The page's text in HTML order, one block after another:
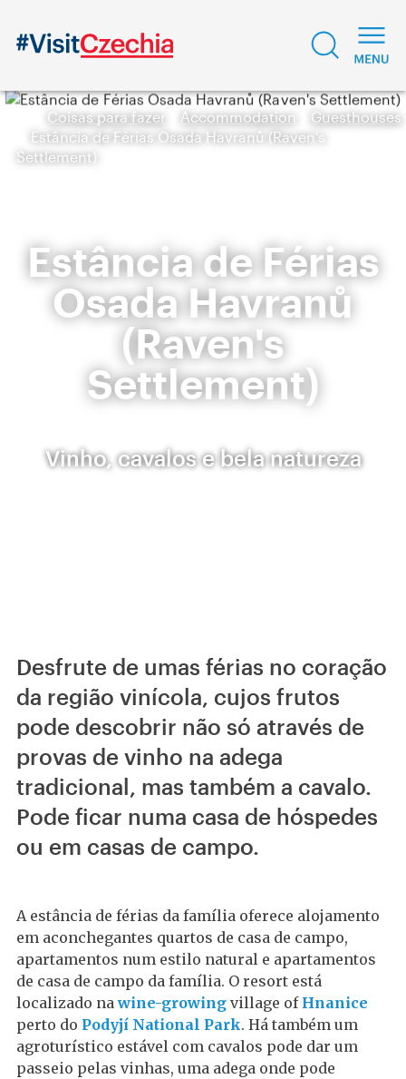
Coisas para fazer Accommodation
Guesthouses
Estância de Férias Osada Havranů (Raven's
Settlement)
Estância de Férias
Osada Havranů
(Raven's
Settlement)
Vinho, cavalos e bela natureza
Desfrute de umas férias no coração
da região vinícola, cujos frutos
pode descobrir não só através de
provas de vinho na adega
tradicional, mas também a cavalo.
Pode ficar numa casa de hóspedes
ou em casas de campo.
A estância de férias da família oferece alojamento
em aconchegantes quartos de casa de campo,
apartamentos num estilo natural e apartamentos
de casa de campo da família. O resort está
localizado nawine-growing village of Hnanice
perto do Podyjí National Park. Há também um
agroturístico estável com cavalos pode dar um
passeio pelas vinhas, uma adega onde pode